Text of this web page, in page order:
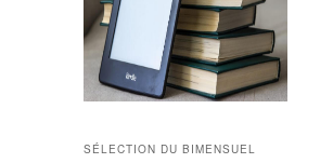
SÉLECTION DU BIMENSUEL